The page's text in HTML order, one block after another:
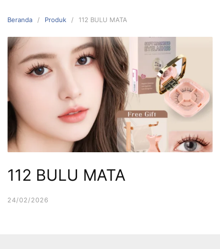
keBeranda Produk 112 BULU MATA
112 BULU MATA
24/02/2026